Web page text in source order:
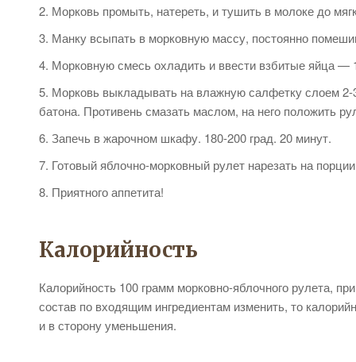
Морковь промыть, натереть, и тушить в молоке до
Манку всыпать в морковную массу, постоянно
Морковную смесь охладить и ввести взбитые яйца —
Морковь выкладывать на влажную салфетку слоем
батона. Противень смазать маслом, на него положить
Запечь в жарочном шкафу. 180-200 град. 20 минут.
Готовый яблочно-морковный рулет нарезать на
Приятного аппетита!
Калорийность
Калорийность 100 грамм морковно-яблочного рулета,
состав по входящим ингредиентам изменить, то
и в сторону уменьшения.